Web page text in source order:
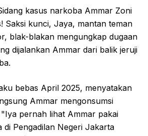
kasus narkoba Ammar Zoni
Saksi kunci, Jaya, mantan teman
blak-blakan mengungkap dugaan
dijalankan Ammar dari balik jeruji
bebas April 2025, menyatakan
Ammar mengonsumsi
pernah lihat Ammar pakai
Pengadilan Negeri Jakarta